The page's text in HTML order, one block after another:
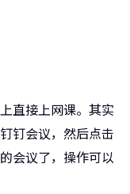
直接上网课。其实
钉会议，然后点击
会议了，操作可以